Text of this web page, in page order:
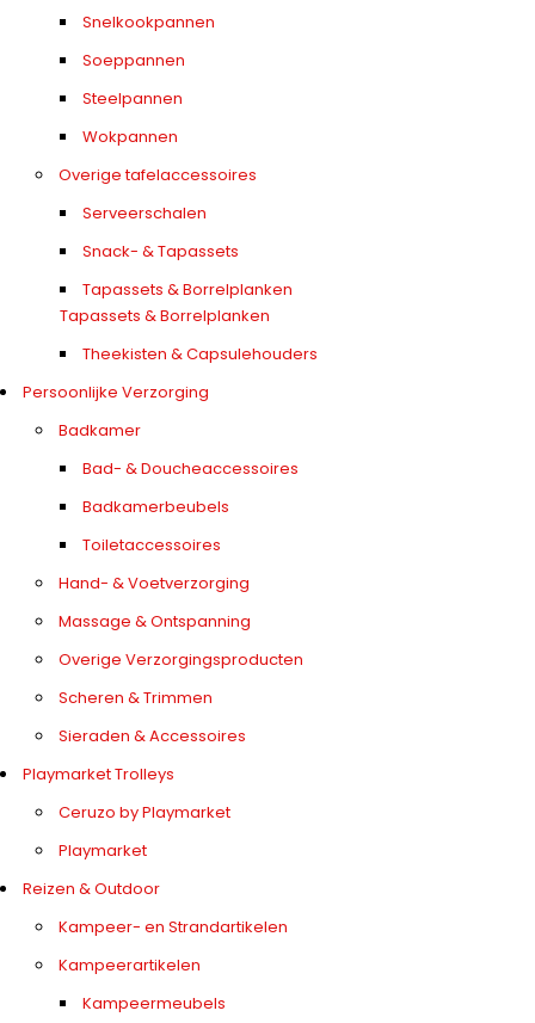
Snelkookpannen
Soeppannen
Steelpannen
Wokpannen
Overige tafelaccessoires
Serveerschalen
Snack- & Tapassets
Tapassets & Borrelplanken
Tapassets & Borrelplanken
Theekisten & Capsulehouders
Persoonlijke Verzorging
Badkamer
Bad- & Doucheaccessoires
Badkamerbeubels
Toiletaccessoires
Hand- & Voetverzorging
Massage & Ontspanning
Overige Verzorgingsproducten
Scheren & Trimmen
Sieraden & Accessoires
Playmarket Trolleys
Ceruzo by Playmarket
Playmarket
Reizen & Outdoor
Kampeer- en Strandartikelen
Kampeerartikelen
Kampeermeubels